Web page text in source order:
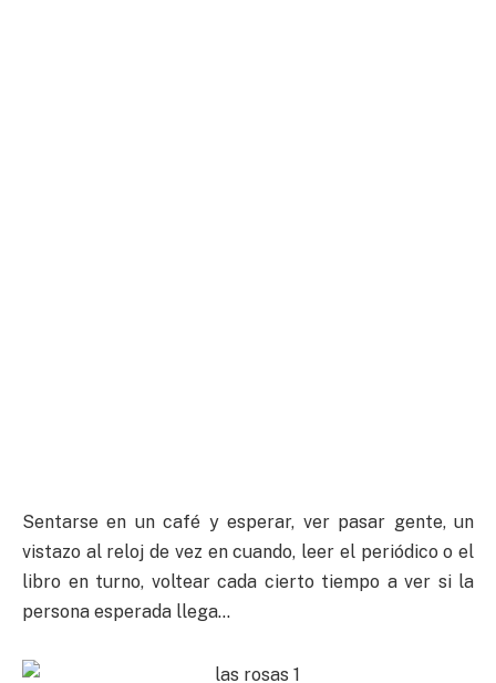
Sentarse en un café y esperar, ver pasar gente, un
vistazo al reloj de vez en cuando, leer el periódico o el
libro en turno, voltear cada cierto tiempo a ver si la
persona esperada llega…